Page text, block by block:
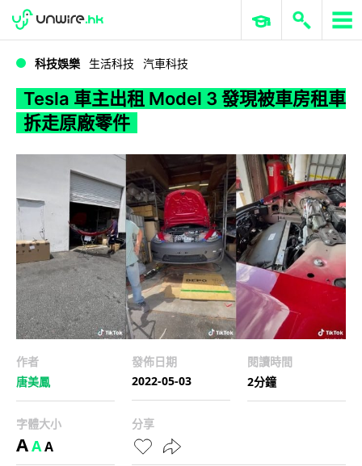
WWDC 2026 ERP 與商業 AI
科技娛樂 生活科技 汽車科技
Tesla 車主出租 Model 3 發現被車房租車
拆走原廠零件
作者
唐美鳳
發佈日期
2022-05-03
閱讀時間
2分鐘
字體大小
AAA
分享